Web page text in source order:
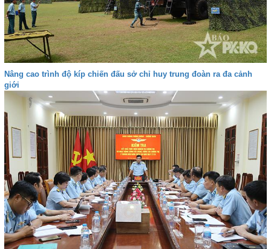
Nâng cao trình độ kíp chiến đấu sở chỉ huy trung đoàn ra đa cảnh
giới